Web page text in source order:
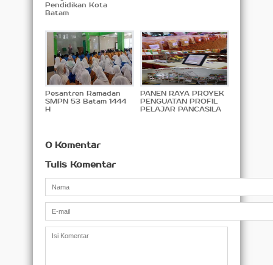
Pendidikan Kota
Batam
Pesantren Ramadan
SMPN 53 Batam 1444
H
PANEN RAYA PROYEK
PENGUATAN PROFIL
PELAJAR PANCASILA
0 Komentar
Tulis Komentar